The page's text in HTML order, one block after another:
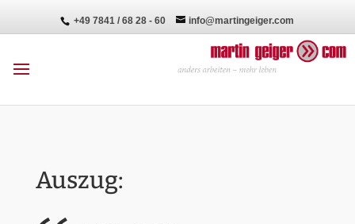
+49 7841 / 68 28 - 60 info@martingeiger.com
Auszug: